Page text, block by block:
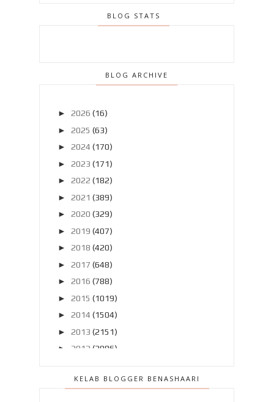
BLOG STATS
BLOG ARCHIVE
► 2026 (16)
► 2025 (63)
► 2024 (170)
► 2023 (171)
► 2022 (182)
► 2021 (389)
► 2020 (329)
► 2019 (407)
► 2018 (420)
► 2017 (648)
► 2016 (788)
► 2015 (1019)
► 2014 (1504)
► 2013 (2151)
► 2012 (2986)
►Disember 2011(303)
KELAB BLOGGER BENASHAARI